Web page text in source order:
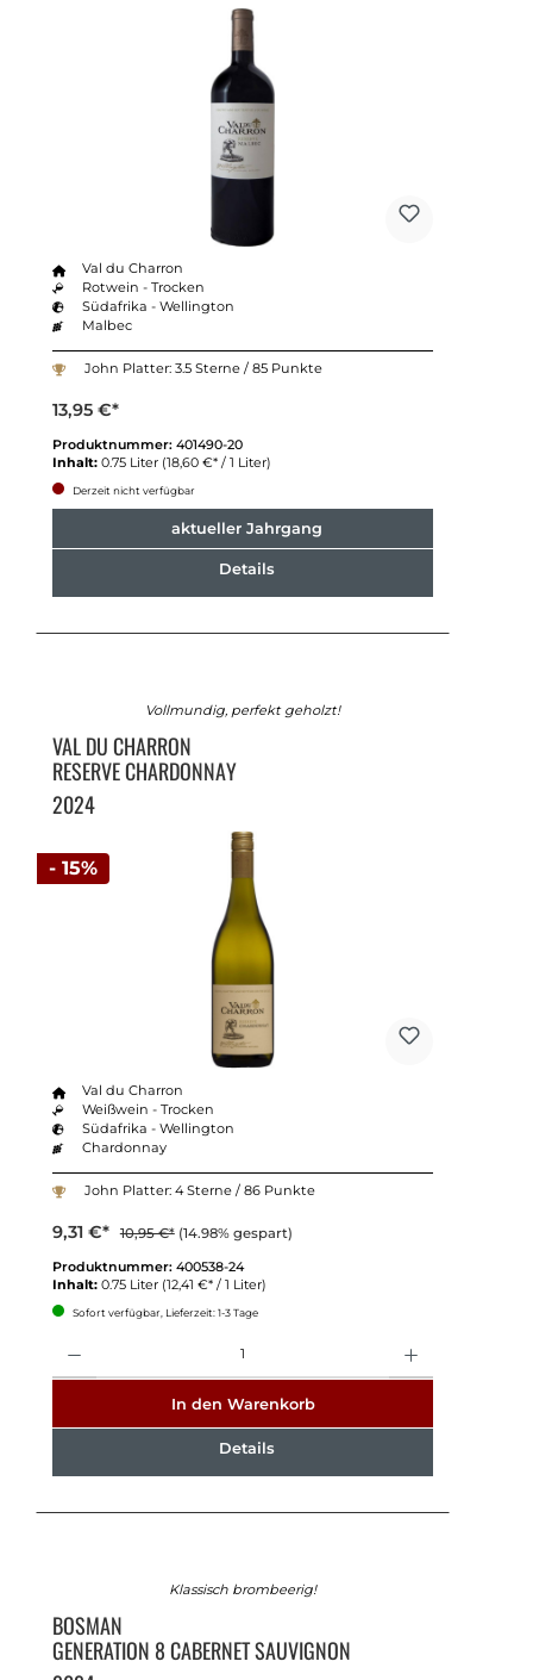
Val du Charron
Rotwein - Trocken
Südafrika - Wellington
Malbec
John Platter: 3.5 Sterne / 85 Punkte
13,95 €*
Produktnummer: 401490-20
Inhalt: 0.75 Liter (18,60 €* / 1 Liter)
Derzeit nicht verfügbar
aktueller Jahrgang
Details
- 15%
Vollmundig, perfekt geholzt!
VAL DU CHARRON
RESERVE CHARDONNAY
2024
Val du Charron
Weißwein - Trocken
Südafrika - Wellington
Chardonnay
John Platter: 4 Sterne / 86 Punkte
9,31 €* 10,95 €* (14.98% gespart)
Produktnummer: 400538-24
Inhalt: 0.75 Liter (12,41 €* / 1 Liter)
Sofort verfügbar, Lieferzeit: 1-3 Tage
In den Warenkorb
Details
Klassisch brombeerig!
BOSMAN
GENERATION 8 CABERNET SAUVIGNON